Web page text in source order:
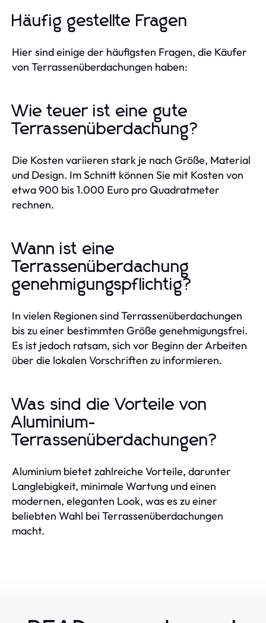
Häufig gestellte Fragen
Hier sind einige der häufigsten Fragen, die Käufer
von Terrassenüberdachungen haben:
Wie teuer ist eine gute
Terrassenüberdachung?
Die Kosten variieren stark je nach Größe, Material
und Design. Im Schnitt können Sie mit Kosten von
etwa 900 bis 1.000 Euro pro Quadratmeter
rechnen.
Wann ist eine
Terrassenüberdachung
genehmigungspflichtig?
In vielen Regionen sind Terrassenüberdachungen
bis zu einer bestimmten Größe genehmigungsfrei.
Es ist jedoch ratsam, sich vor Beginn der Arbeiten
über die lokalen Vorschriften zu informieren.
Was sind die Vorteile von
Aluminium-
Terrassenüberdachungen?
Aluminium bietet zahlreiche Vorteile, darunter
Langlebigkeit, minimale Wartung und einen
modernen, eleganten Look, was es zu einer
beliebten Wahl bei Terrassenüberdachungen
macht.